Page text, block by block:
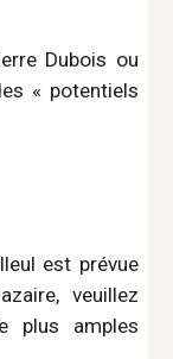
Dubois ou
« potentiels
est prévue
veuillez
plus amples